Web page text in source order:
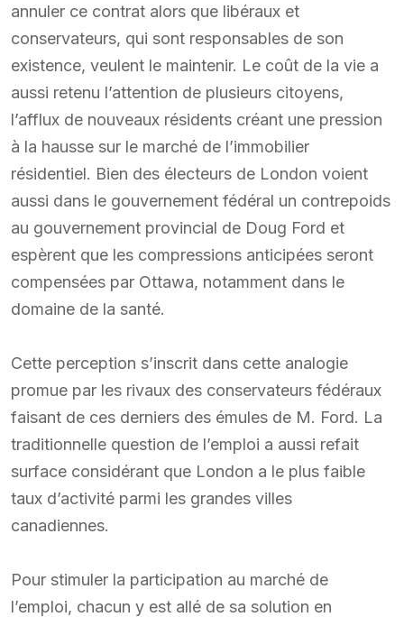
annuler ce contrat alors que libéraux et
conservateurs, qui sont responsables de son
existence, veulent le maintenir. Le coût de la vie a
aussi retenu l’attention de plusieurs citoyens,
l’afflux de nouveaux résidents créant une pression
à la hausse sur le marché de l’immobilier
résidentiel. Bien des électeurs de London voient
aussi dans le gouvernement fédéral un contrepoids
au gouvernement provincial de Doug Ford et
espèrent que les compressions anticipées seront
compensées par Ottawa, notamment dans le
domaine de la santé.
Cette perception s’inscrit dans cette analogie
promue par les rivaux des conservateurs fédéraux
faisant de ces derniers des émules de M. Ford. La
traditionnelle question de l’emploi a aussi refait
surface considérant que London a le plus faible
taux d’activité parmi les grandes villes
canadiennes.
Pour stimuler la participation au marché de
l’emploi, chacun y est allé de sa solution en